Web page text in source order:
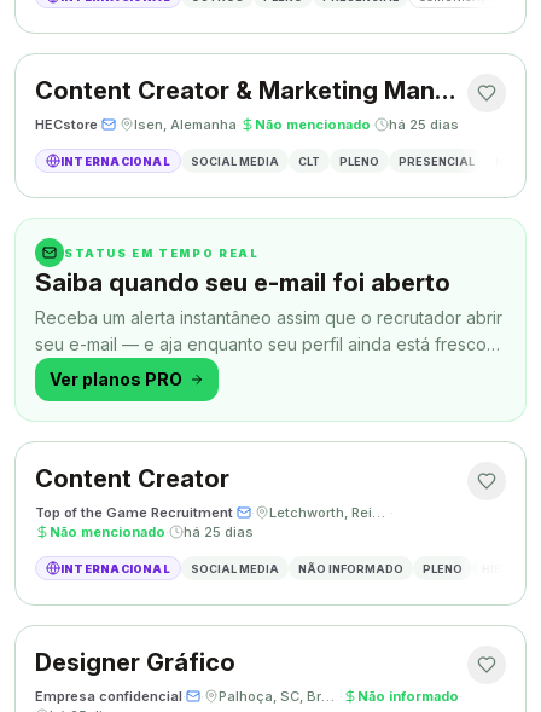
Content Creator & Marketing Manager
HECstore· · Isen, Alemanha· Não mencionado· há 25 dias
INTERNACIONAL SOCIAL MEDIA CLT PLENO PRESENCIAL
STATUS EM TEMPO REAL
Saiba quando seu e-mail foi aberto
Receba um alerta instantâneo assim que o recrutador abrir
seu e-mail — e aja enquanto seu perfil ainda está fresco
na memória.
Ver planos PRO
Content Creator
Top of the Game Recruitment· · Letchworth, Reino Unido ·
Não mencionado· há 25 dias
INTERNACIONAL SOCIAL MEDIA NÃO INFORMADO PLENO
Designer Gráfico
Empresa confidencial· · Palhoça, SC, Brasil · Não informado·